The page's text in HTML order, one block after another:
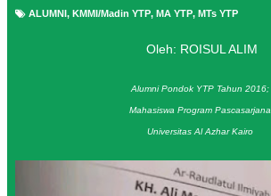
ALUMNI, KMMI/Madin YTP, MA YTP, MTs YTP
Oleh: ROISUL ALIM
Alumni Pondok YTP Tahun 2016;
Mahasiswa Program Pascasarjana
Universitas Al Azhar Kairo